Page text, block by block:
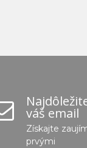
váš email
Získajte
prvými